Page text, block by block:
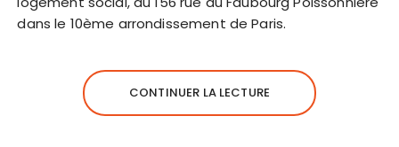
dans le 10ème arrondissement de Paris.
CONTINUER LA LECTURE